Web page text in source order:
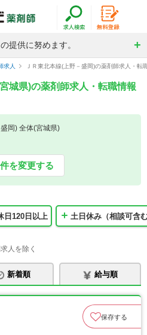
提供に努めます。
求人 ＪＲ東北本線(上野－盛岡)の薬剤師求人・転
城県)の薬剤師求人・転職情報
岡) 全体(宮城県)
を変更する
日120日以上 土日休み（相談可含
人を除く
新着順 給与順
保存する